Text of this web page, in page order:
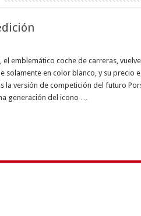
el emblemático coche de carreras,
solamente en color blanco, y su precio
la versión de competición del futuro
generación del icono …